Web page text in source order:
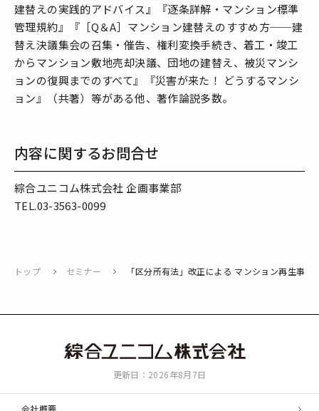
建替えの実践的アドバイス』『逐条詳解・マンション標準
管理規約』『［Q＆A］マンション建替えのすすめ方──建
替え決議集会の召集・催告、権利変換手続き、着工・竣工
からマンション敷地売却決議、団地の建替え、被災マンシ
ョンの復興までのすべて』『災害が来た！ どうするマンシ
ョン』（共著）等がある他、著作論説多数。
内容に関するお問合せ
綜合ユニコム株式会社 企画事業部
TEL.03-3563-0099
トップ セミナー 「区分所有法」改正による マンション再生事
更新日：2026年8月7日
会社概要